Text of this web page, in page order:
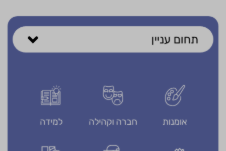
תחום עניין
אומנות חברה וקהילה למידה